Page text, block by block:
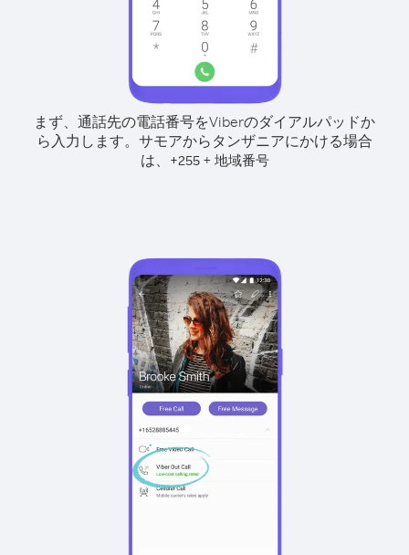
まず、通話先の電話番号をViberのダイアルパッドか
ら入力します。 サモアからタンザニアにかける場合
は、
+255+ 地域番号